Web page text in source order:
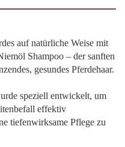
auf natürliche Weise mit
Shampoo – der sanften
gesundes Pferdehaar.
speziell entwickelt, um
effektiv
tiefenwirksame Pflege zu